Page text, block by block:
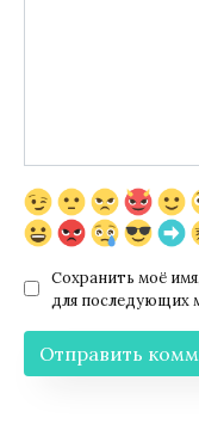
Сохранить моё
для последующих